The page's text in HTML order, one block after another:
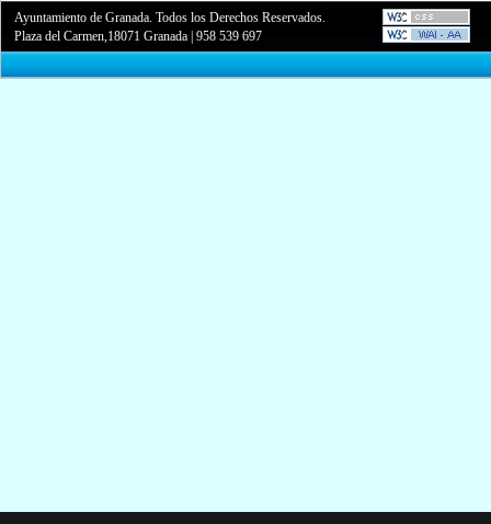
Ayuntamiento de Granada. Todos los Derechos Reservados.
Plaza del Carmen,18071 Granada |958 539 697